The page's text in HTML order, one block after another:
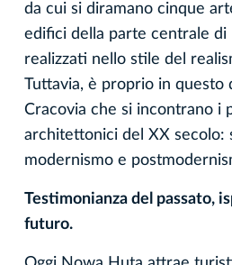
da cui si diramano cinque
edifici della parte centrale
realizzati nello stile del
Tuttavia, è proprio in questo
Cracovia che si incontrano i
architettonici del XX secolo:
modernismo e
Testimonianza del passato,
futuro.